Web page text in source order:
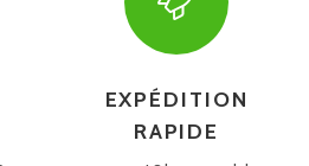
EXPÉDITION
RAPIDE